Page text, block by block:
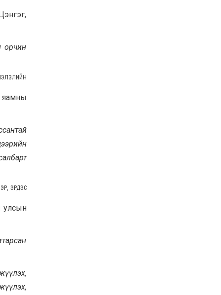
орчин
яамны
ЭРДЭС
улсын